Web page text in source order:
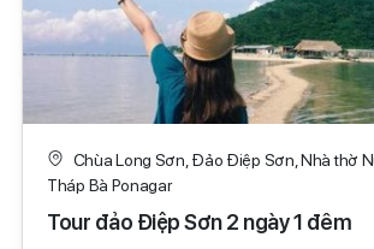
Chùa Long Sơn, Đảo Điệp Sơn, Nhà thờ
Tháp Bà Ponagar
Tour đảo Điệp Sơn 2 ngày 1 đêm